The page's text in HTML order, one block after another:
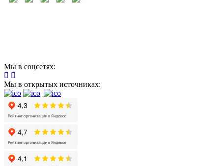
Мы в соцсетях:
Мы в открытых источниках: